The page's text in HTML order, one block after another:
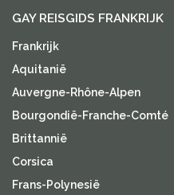
GAY REISGIDS FRANKRIJK
Frankrijk
Aquitanië
Auvergne-Rhône-Alpen
Bourgondië-Franche-Comté
Brittannië
Corsica
Frans-Polynesië